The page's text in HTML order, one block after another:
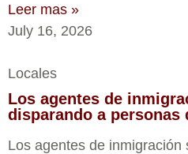
Leer mas »
July 16, 2026
Locales
Los agentes de
disparando a personas
Los agentes de inmigración